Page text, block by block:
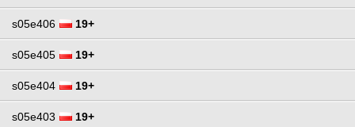
s05e406 19+
s05e405 19+
s05e404 19+
s05e403 19+